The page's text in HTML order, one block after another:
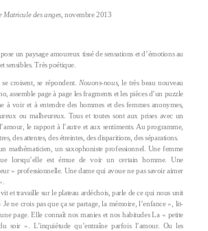
Matricule des anges, novembre 2013
un paysage amoureux tissé de sensations et d’émotions au
sensibles. Très poétique.
croisent, se répondent. Nouons-nous, le très beau nouveau
assemble page à page les fragments et les pièces d’un puzzle
à voir et à entendre des hommes et des femmes anonymes,
ou malheureux. Tous et toutes sont aux prises avec un
le rapport à l’autre et aux sentiments. Au programme,
des attentes, des étreintes, des disparitions, des séparations.
mathématicien, un saxophoniste professionnel. Une femme
lorsqu’elle est émue de voir un certain homme. Une
» professionnelle. Une dame qui avoue ne pas savoir aimer
et travaille sur le plateau ardéchois, parle de ce qui nous unit
Je ne crois pas que ça se partage, la mémoire, l’enfance », lit-
page. Elle connaît nos manies et nos habitudes La « petite
soir ». L’inquiétude qu’entraîne parfois l’amour. Ou les